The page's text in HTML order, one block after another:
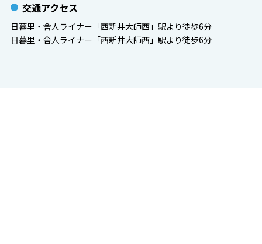
交通アクセス
日暮里・舎人ライナー「西新井大師西」駅より徒歩6分
日暮里・舎人ライナー「西新井大師西」駅より徒歩6分